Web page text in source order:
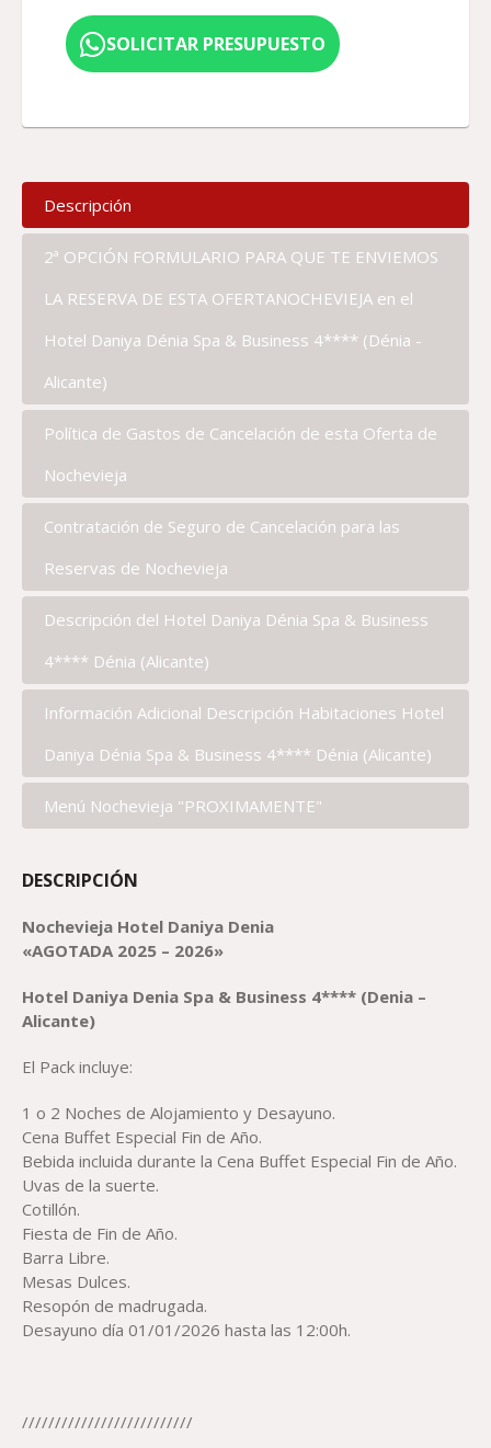
SOLICITAR PRESUPUESTO
Descripción
2ª OPCIÓN FORMULARIO PARA QUE TE ENVIEMOS
LA RESERVA DE ESTA OFERTANOCHEVIEJA en el
Hotel Daniya Dénia Spa & Business 4**** (Dénia -
Alicante)
Política de Gastos de Cancelación de esta Oferta de
Nochevieja
Contratación de Seguro de Cancelación para las
Reservas de Nochevieja
Descripción del Hotel Daniya Dénia Spa & Business
4**** Dénia (Alicante)
Información Adicional Descripción Habitaciones Hotel
Daniya Dénia Spa & Business 4**** Dénia (Alicante)
Menú Nochevieja "PROXIMAMENTE"
DESCRIPCIÓN
Nochevieja Hotel Daniya Denia
«AGOTADA 2025 – 2026»
Hotel Daniya Denia Spa & Business 4**** (Denia –
Alicante)
El Pack incluye:
1 o 2 Noches de Alojamiento y Desayuno.
Cena Buffet Especial Fin de Año.
Bebida incluida durante la Cena Buffet Especial Fin de Año.
Uvas de la suerte.
Cotillón.
Fiesta de Fin de Año.
Barra Libre.
Mesas Dulces.
Resopón de madrugada.
Desayuno día 01/01/2026 hasta las 12:00h.
//////////////////////////